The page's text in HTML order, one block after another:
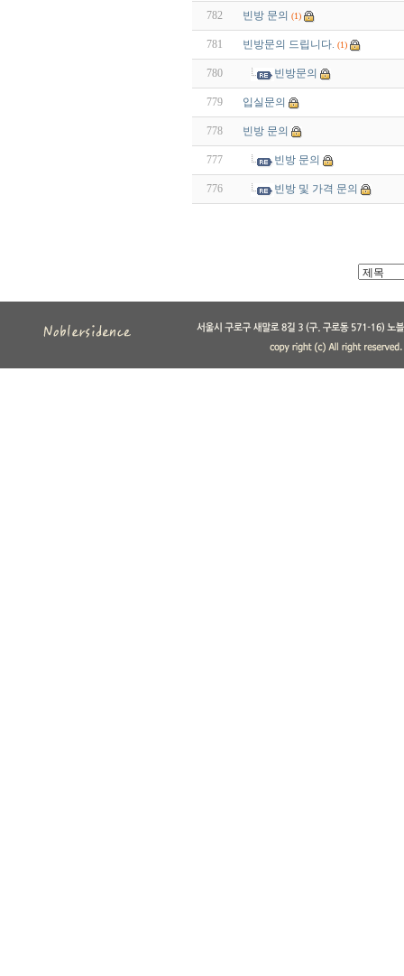
782 빈방 문의 (1)
781 빈방문의 드립니다. (1)
780 빈방문의
779 입실문의
778 빈방 문의
777 빈방 문의
776 빈방 및 가격 문의